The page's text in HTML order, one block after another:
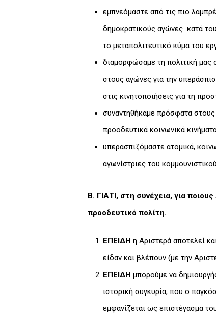
εμπνεόμαστε από τις πιο
δημοκρατικούς αγώνες κατά
το μεταπολιτευτικό κύμα του
διαμορφώσαμε τη πολιτική μας
στους αγώνες για την
στις κινητοποιήσεις για τη
συναντηθήκαμε πρόσφατα
προοδευτικά κοινωνικά
υπερασπιζόμαστε ατομικά,
αγωνίστριες του
Β. ΓΙΑΤΙ, στη συνέχεια, για
προοδευτικό πολίτη.
ΕΠΕΙΔΗ η Αριστερά αποτελεί
είδαν και βλέπουν (με την
ΕΠΕΙΔΗ μπορούμε να
ιστορική συγκυρία, που ο
εμφανίζεται ως επιστέγασμα